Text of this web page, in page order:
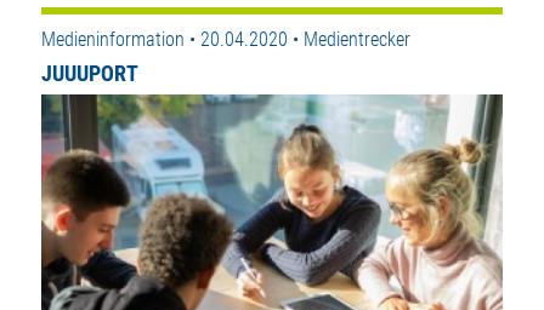
Medieninformation • 20.04.2020 • Medientrecker
JUUUPORT